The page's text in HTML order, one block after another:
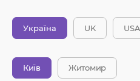
Україна UK USA
Київ Житомир